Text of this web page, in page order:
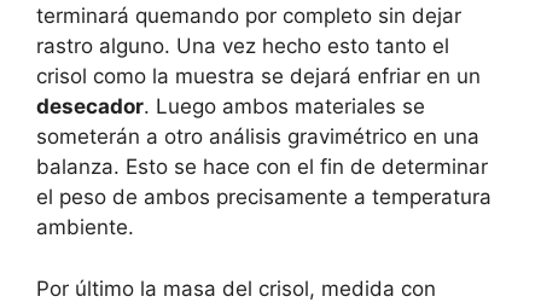
terminará quemando por completo sin dejar
rastro alguno. Una vez hecho esto tanto el
crisol como la muestra se dejará enfriar en un
desecador. Luego ambos materiales se
someterán a otro análisis gravimétrico en una
balanza. Esto se hace con el fin de determinar
el peso de ambos precisamente a temperatura
ambiente.
Por último la masa del crisol, medida con